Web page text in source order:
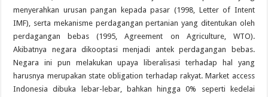
menyerahkan urusan pangan kepada pasar (1998, Letter of Intent
IMF), serta mekanisme perdagangan pertanian yang ditentukan oleh
perdagangan bebas (1995, Agreement on Agriculture, WTO).
Akibatnya negara dikooptasi menjadi antek perdagangan bebas.
Negara ini pun melakukan upaya liberalisasi terhadap hal yang
harusnya merupakan state obligation terhadap rakyat. Market access
Indonesia dibuka lebar-lebar, bahkan hingga 0% seperti kedelai